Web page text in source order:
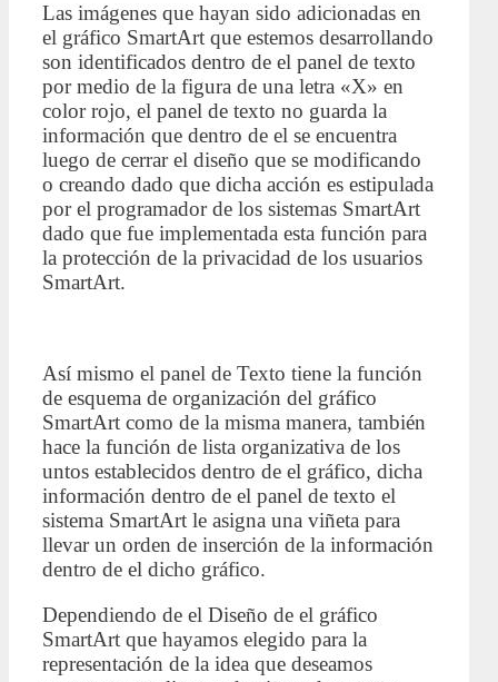
Las imágenes que hayan sido adicionadas en
el gráfico SmartArt que estemos desarrollando
son identificados dentro de el panel de texto
por medio de la figura de una letra «X» en
color rojo, el panel de texto no guarda la
información que dentro de el se encuentra
luego de cerrar el diseño que se modificando
o creando dado que dicha acción es estipulada
por el programador de los sistemas SmartArt
dado que fue implementada esta función para
la protección de la privacidad de los usuarios
SmartArt.
Así mismo el panel de Texto tiene la función
de esquema de organización del gráfico
SmartArt como de la misma manera, también
hace la función de lista organizativa de los
untos establecidos dentro de el gráfico, dicha
información dentro de el panel de texto el
sistema SmartArt le asigna una viñeta para
llevar un orden de inserción de la información
dentro de el dicho gráfico.
Dependiendo de el Diseño de el gráfico
SmartArt que hayamos elegido para la
representación de la idea que deseamos